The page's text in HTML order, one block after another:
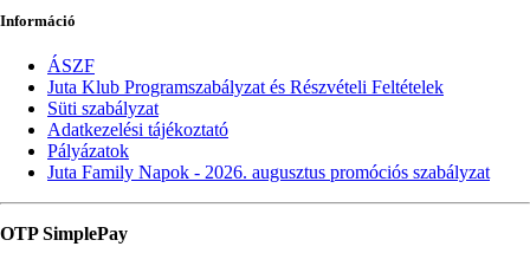
Információ
ÁSZF
Juta Klub Programszabályzat és Részvételi Feltételek
Süti szabályzat
Adatkezelési tájékoztató
Pályázatok
Juta Family Napok - 2026. augusztus promóciós szabályzat
OTP SimplePay